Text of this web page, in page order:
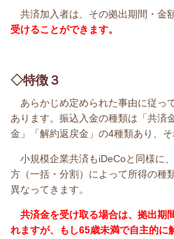
共済加入者は、その拠出期間・金
受けることができます。
◇特徴３
あらかじめ定められた事由に従っ
あります。振込入金の種類は「共済
金」「解約返戻金」の4種類あり、
小規模企業共済もiDeCoと同様に
方（一括・分割）によって所得の種
異なってきます。
共済金を受け取る場合は、拠出期
れますが、もし65歳未満で自主的に